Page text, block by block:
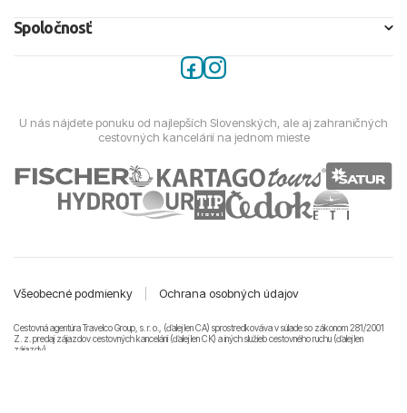
Spoločnosť
U nás nájdete ponuku od najlepších Slovenských, ale aj zahraničných
cestovných kancelárií na jednom mieste
Všeobecné podmienky Ochrana osobných údajov
Cestovná agentúra Travelco Group, s. r. o., (ďalej len CA) sprostredkováva v súlade so zákonom 281/2001
Z. z. predaj zájazdov cestovných kancelárii (ďalej len CK) a iných služieb cestovného ruchu (ďalej len
zájazdy).